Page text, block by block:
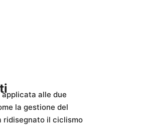
applicata alle due
la gestione del
ridisegnato il ciclismo